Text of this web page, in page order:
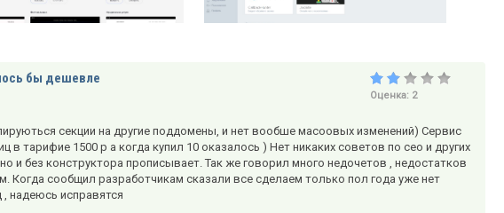
бы дешевле
Оценка: 2
секции на другие поддомены, и нет вообше масоовых изменений) Сервис
тарифие 1500 р а когда купил 10 оказалось ) Нет никаких советов по сео и других
без конструктора прописывает. Так же говорил много недочетов , недостатков
сообщил разработчикам сказали все сделаем только пол года уже нет
надеюсь исправятся